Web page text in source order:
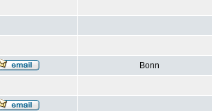
Bonn